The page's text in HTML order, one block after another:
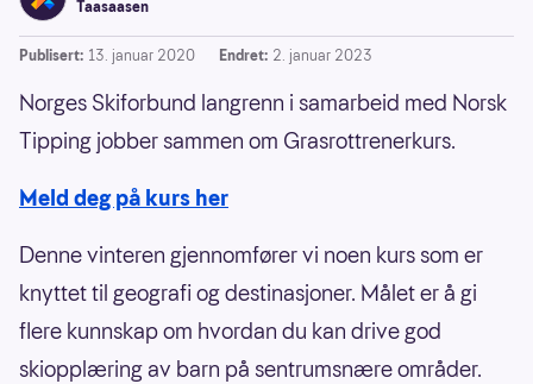
Taasaasen
Publisert: 13. januar 2020 Endret: 2. januar 2023
Norges Skiforbund langrenn i samarbeid med Norsk
Tipping jobber sammen om Grasrottrenerkurs.
Meld deg på kurs her
Denne vinteren gjennomfører vi noen kurs som er
knyttet til geografi og destinasjoner. Målet er å gi
flere kunnskap om hvordan du kan drive god
skiopplæring av barn på sentrumsnære områder.